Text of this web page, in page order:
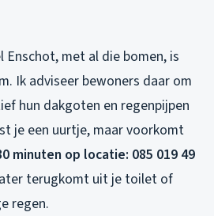
Enschot, met al die bomen, is
Ik adviseer bewoners daar om
hun dakgoten en regenpijpen
je een uurtje, maar voorkomt
minuten op locatie: 085 019 49
terugkomt uit je toilet of
regen.